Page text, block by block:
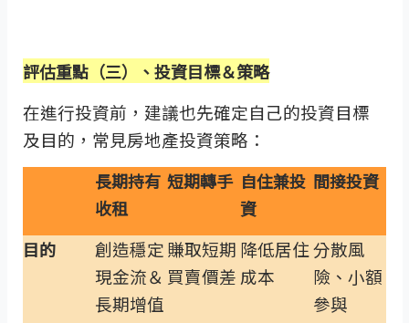
評估重點（三）、投資目標＆策略
在進行投資前，建議也先確定自己的投資目標
及目的，常見房地產投資策略：
長期持有
收租
短期轉手 自住兼投
資
間接投資
目的
創造穩定
現金流＆
長期增值
賺取短期
買賣價差
降低居住
成本
分散風
險、小額
參與